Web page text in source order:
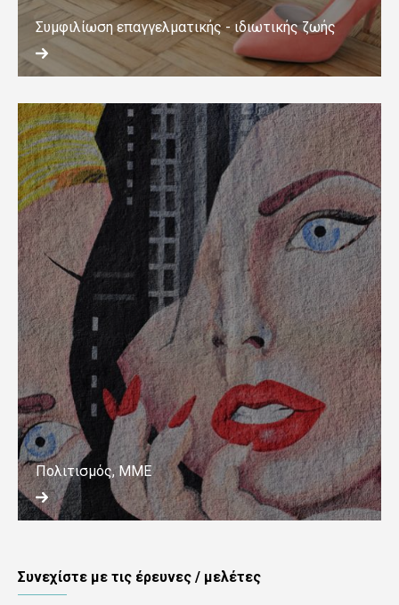
Συμφιλίωση επαγγελματικής - ιδιωτικής ζωής
Πολιτισμός, ΜΜΕ
Συνεχίστε με τις έρευνες / μελέτες